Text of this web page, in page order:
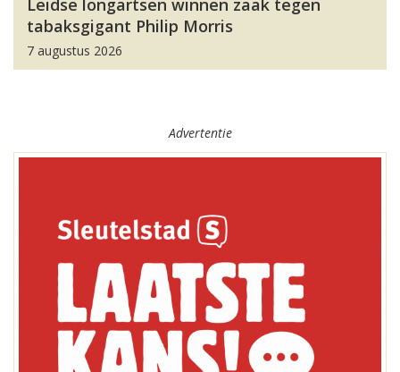
Leidse longartsen winnen zaak tegen
tabaksgigant Philip Morris
7 augustus 2026
Advertentie